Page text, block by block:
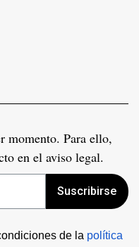
momento. Para ello,
en el aviso legal.
Suscribirse
de la política